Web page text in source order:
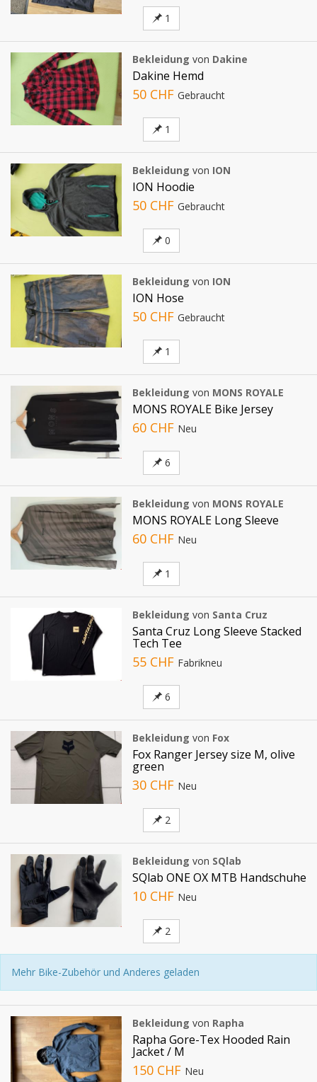
1
Bekleidung von Dakine
Dakine Hemd
50 CHF Gebraucht
1
Bekleidung von ION
ION Hoodie
50 CHF Gebraucht
0
Bekleidung von ION
ION Hose
50 CHF Gebraucht
1
Bekleidung von MONS ROYALE
MONS ROYALE Bike Jersey
60 CHF Neu
6
Bekleidung von MONS ROYALE
MONS ROYALE Long Sleeve
60 CHF Neu
1
Bekleidung von Santa Cruz
Santa Cruz Long Sleeve Stacked
Tech Tee
55 CHF Fabrikneu
6
Bekleidung von Fox
Fox Ranger Jersey size M, olive
green
30 CHF Neu
2
Bekleidung von SQlab
SQlab ONE OX MTB Handschuhe
10 CHF Neu
2
Mehr Bike-Zubehör und Anderes geladen
Bekleidung von Rapha
Rapha Gore-Tex Hooded Rain
Jacket / M
150 CHF Neu